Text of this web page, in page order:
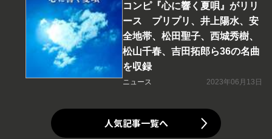
コンピ『心に響く夏唄』がリリ
ース プリプリ、井上陽水、安
全地帯、松田聖子、西城秀樹、
松山千春、吉田拓郎ら36の名曲
を収録
ニュース 2023年06月13日
人気記事一覧へ